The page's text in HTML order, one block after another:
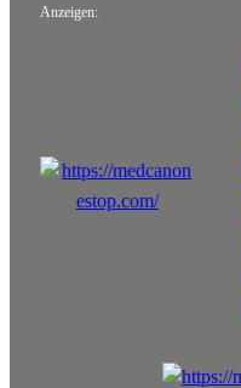
Anzeigen: